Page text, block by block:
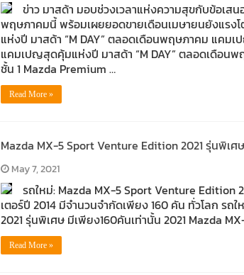
ข่าว มาสด้า มอบช่วงเวลาแห่งความสุขกับข้อเส
พฤษภาคมนี้ พร้อมเผยยอดขายเดือนเมษายนยังแรง
แห่งปี มาสด้า “M DAY” ตลอดเดือนพฤษภาคม แคม
แคมเปญสุดคุ้มแห่งปี มาสด้า “M DAY” ตลอดเดือน
ชั้น 1 Mazda Premium …
Read More »
Mazda MX-5 Sport Venture Edition 2021 รุ่นพิเศ
May 7, 2021
รถใหม่: Mazda MX-5 Sport Venture Edition
เตอร์ปี 2014 มีจำนวนจำกัดเพียง 160 คัน ทั่วโลก ร
2021 รุ่นพิเศษ มีเพียง160คันเท่านั้น 2021 Mazda
Read More »